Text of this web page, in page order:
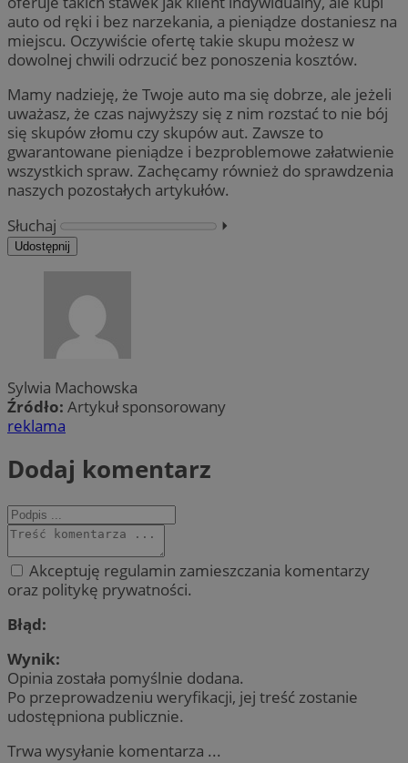
auto od ręki i bez narzekania, a pieniądze dostaniesz na
miejscu. Oczywiście ofertę takie skupu możesz w
dowolnej chwili odrzucić bez ponoszenia kosztów.
Mamy nadzieję, że Twoje auto ma się dobrze, ale jeżeli
uważasz, że czas najwyższy się z nim rozstać to nie bój
się skupów złomu czy skupów aut. Zawsze to
gwarantowane pieniądze i bezproblemowe załatwienie
wszystkich spraw. Zachęcamy również do sprawdzenia
naszych pozostałych artykułów.
Słuchaj
⏵︎
Udostępnij
Sylwia Machowska
Źródło: Artykuł sponsorowany
reklama
Dodaj komentarz
Akceptuję regulamin zamieszczania komentarzy
oraz politykę prywatności.
Błąd:
Wynik:
Opinia została pomyślnie dodana.
Po przeprowadzeniu weryfikacji, jej treść zostanie
udostępniona publicznie.
Trwa wysyłanie komentarza ...